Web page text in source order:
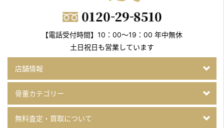
【電話受付時間】10：00～19：00 年中無休
土日祝日も営業しています
店舗情報
骨董カテゴリー
無料査定・買取について